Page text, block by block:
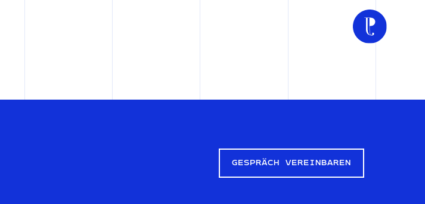
GESPRÄCH VEREINBAREN